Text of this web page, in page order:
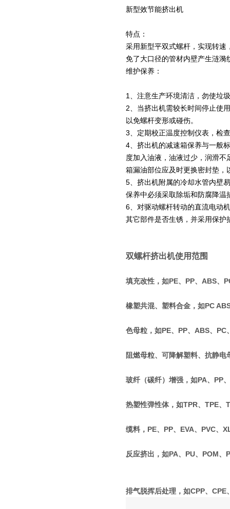
新型效节能挤出机
特点：
采用新型平双式螺杆，实现转
免了大口径的管材内壁产生涟漪
维护保养：
1
、注意生产环境清洁，勿使垃
2 、当挤出机需较长时间停止
以免螺杆变形或碰伤。
3 、定期校正温度控制仪表，检
4 、挤出机的减速箱保养与一
度加入油液，油液过少，润滑
箱漏油部位应及时更换密封垫，
5 、挤出机附属的冷却水管内
保养中必须采取除垢和防腐降温
6 、对驱动螺杆转动的直流电
其它部件是否生锈，并采用保护
双螺杆挤出机使用范围
填充改性，如PE、PP、ABS、
橡塑共混、塑料合金，如PC
色母粒，如PE、PP、ABS、PC
阻燃母粒、可降解塑料、抗静电
玻纤（碳纤）增强，如PA、PP
热塑性弹性体，如TPR、TPE、
缆料，PE、PP、EVA、PVC、
反应挤出，如PA、PU、POM、
排气脱挥后处理，如CPP、